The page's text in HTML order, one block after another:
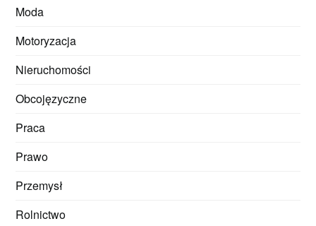
Moda
Motoryzacja
Nieruchomości
Obcojęzyczne
Praca
Prawo
Przemysł
Rolnictwo